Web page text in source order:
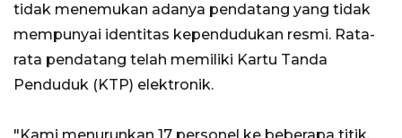
tidak menemukan adanya pendatang yang tidak
mempunyai identitas kependudukan resmi. Rata-
rata pendatang telah memiliki Kartu Tanda
Penduduk (KTP) elektronik.